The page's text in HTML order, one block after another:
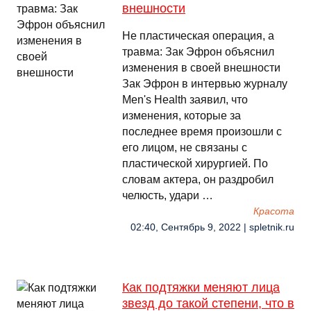
внешности
Не пластическая операция, а
травма: Зак Эфрон объяснил
изменения в своей внешности
Зак Эфрон в интервью журналу
Men's Health заявил, что
изменения, которые за
последнее время произошли с
его лицом, не связаны с
пластической хирургией. По
словам актера, он раздробил
челюсть, удари …
Красота
02:40, Сентябрь 9, 2022 | spletnik.ru
Как подтяжки меняют лица
звезд до такой степени, что в